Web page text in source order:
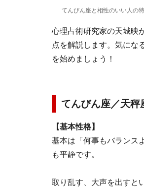
てんびん座と相性のいい人の
心理占術研究家の天城映
点を解説します。気にな
を始めましょう！
てんびん座／天秤
【基本性格】
基本は「何事もバランス
も平静です。
取り乱す、大声を出すと